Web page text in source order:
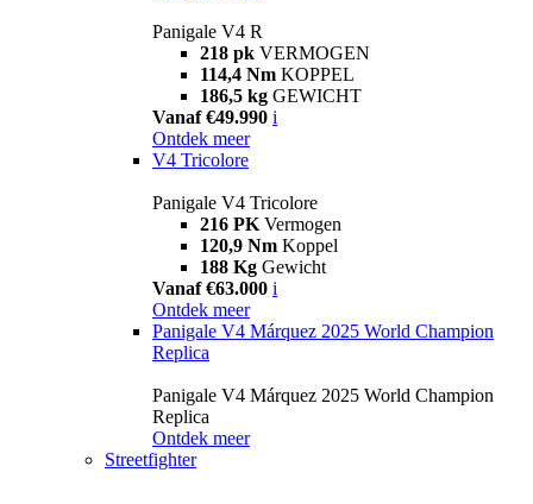
Panigale V4 R
218 pk VERMOGEN
114,4 Nm KOPPEL
186,5 kg GEWICHT
Vanaf €49.990 i
Ontdek meer
V4 Tricolore
Panigale V4 Tricolore
216 PK Vermogen
120,9 Nm Koppel
188 Kg Gewicht
Vanaf €63.000 i
Ontdek meer
Panigale V4 Márquez 2025 World Champion
Replica
Panigale V4 Márquez 2025 World Champion
Replica
Ontdek meer
Streetfighter